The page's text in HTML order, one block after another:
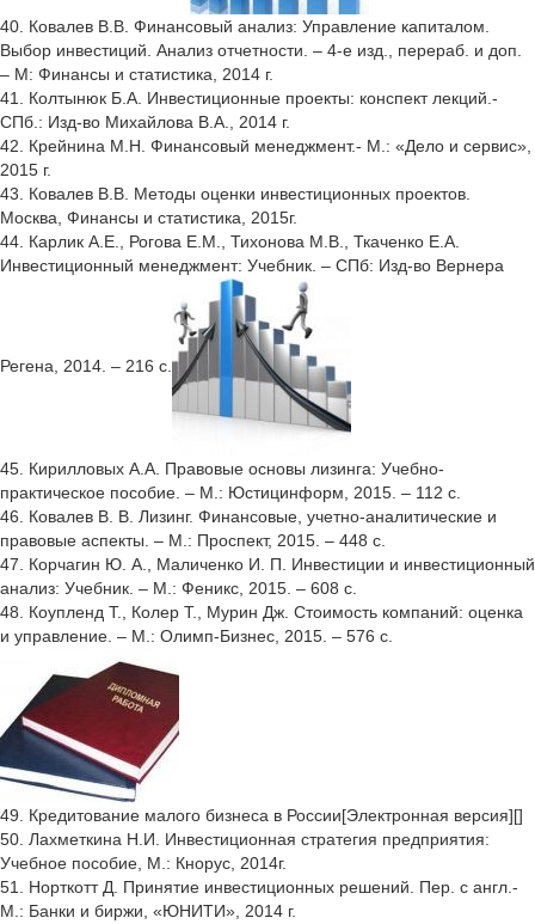
40. Ковалев В.В. Финансовый анализ: Управление капиталом.
Выбор инвестиций. Анализ отчетности. – 4-е изд., перераб. и доп.
– М: Финансы и статистика, 2014 г.
41. Колтынюк Б.А. Инвестиционные проекты: конспект лекций.-
СПб.: Изд-во Михайлова В.А., 2014 г.
42. Крейнина М.Н. Финансовый менеджмент.- М.: «Дело и сервис»,
2015 г.
43. Ковалев В.В. Методы оценки инвестиционных проектов.
Москва, Финансы и статистика, 2015г.
44. Карлик А.Е., Рогова Е.М., Тихонова М.В., Ткаченко Е.А.
Инвестиционный менеджмент: Учебник. – СПб: Изд-во Вернера
Регена, 2014. – 216 c.
45. Кирилловых А.А. Правовые основы лизинга: Учебно-
практическое пособие. – М.: Юстицинформ, 2015. – 112 с.
46. Ковалев В. В. Лизинг. Финансовые, учетно-аналитические и
правовые аспекты. – М.: Проспект, 2015. – 448 с.
47. Корчагин Ю. А., Маличенко И. П. Инвестиции и инвестиционный
анализ: Учебник. – М.: Феникс, 2015. – 608 с.
48. Коупленд Т., Колер Т., Мурин Дж. Стоимость компаний: оценка
и управление. – М.: Олимп-Бизнес, 2015. – 576 с.
49. Кредитование малого бизнеса в России[Электронная версия][]
50. Лахметкина Н.И. Инвестиционная стратегия предприятия:
Учебное пособие, М.: Кнорус, 2014г.
51. Норткотт Д. Принятие инвестиционных решений. Пер. с англ.-
М.: Банки и биржи, «ЮНИТИ», 2014 г.